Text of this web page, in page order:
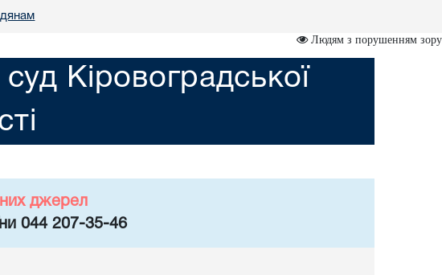
Людям з порушенням зору
Кіровоградської
джерел
044 207-35-46